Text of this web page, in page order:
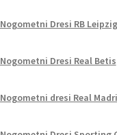
Nogometni Dresi RB Leipzig
Nogometni Dresi Real Betis
Nogometni dresi Real